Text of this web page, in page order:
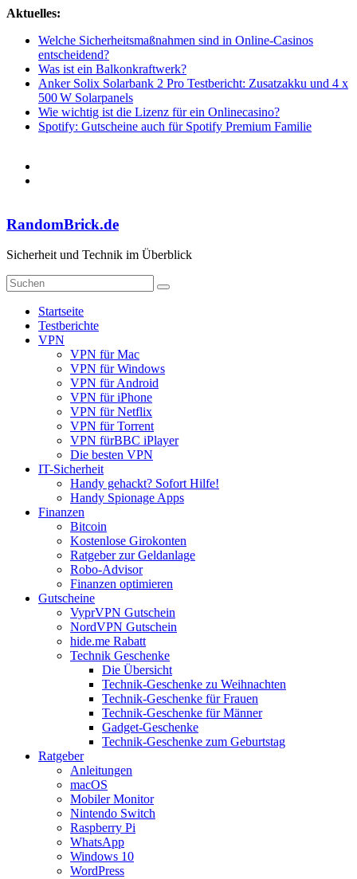
Zum
springen
Aktuelles:
Welche Sicherheitsmaßnahmen sind in Online-Casinos
entscheidend?
Was ist ein Balkonkraftwerk?
Anker Solix Solarbank 2 Pro Testbericht: Zusatzakku und 4 x
500 W Solarpanels
Wie wichtig ist die Lizenz für ein Onlinecasino?
Spotify: Gutscheine auch für Spotify Premium Familie
RandomBrick.de
Sicherheit und Technik im Überblick
Startseite
Testberichte
VPN
VPN für Mac
VPN für Windows
VPN für Android
VPN für iPhone
VPN für Netflix
VPN für Torrent
VPN fürBBC iPlayer
Die besten VPN
IT-Sicherheit
Handy gehackt? Sofort Hilfe!
Handy Spionage Apps
Finanzen
Bitcoin
Kostenlose Girokonten
Ratgeber zur Geldanlage
Robo-Advisor
Finanzen optimieren
Gutscheine
VyprVPN Gutschein
NordVPN Gutschein
hide.me Rabatt
Technik Geschenke
Die Übersicht
Technik-Geschenke zu Weihnachten
Technik-Geschenke für Frauen
Technik-Geschenke für Männer
Gadget-Geschenke
Technik-Geschenke zum Geburtstag
Ratgeber
Anleitungen
macOS
Mobiler Monitor
Nintendo Switch
Raspberry Pi
WhatsApp
Windows 10
WordPress